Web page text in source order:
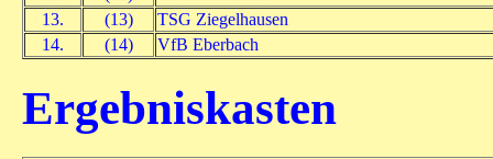
13.
(13)
TSG Ziegelhausen
14.
(14) VfB Eberbach
Ergebniskasten